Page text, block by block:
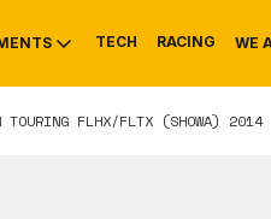
TECH RACING WE
TOURING FLHX/FLTX (SHOWA) 2014